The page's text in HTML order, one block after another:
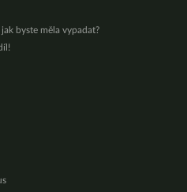
byste měla vypadat?